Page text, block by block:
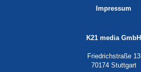
Impressum
K21 media GmbH
Friedrichstraße 13
70174 Stuttgart